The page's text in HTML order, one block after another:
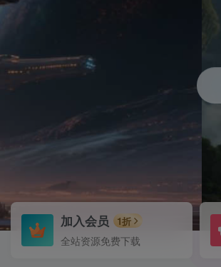
加入会员 1折
全站资源免费下载